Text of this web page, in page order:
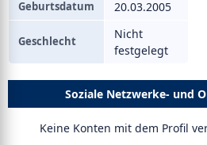
Geburtsdatum 20.03.2005
Geschlecht
Nicht
festgelegt
Soziale Netzwerke- und
Keine Konten mit dem Profil